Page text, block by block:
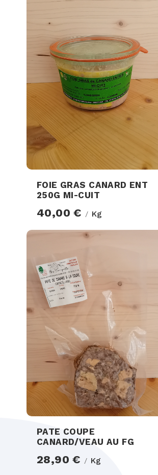
FOIE GRAS CANARD ENT
250G MI-CUIT
40,00 € / Kg
PATE COUPE
CANARD/VEAU AU FG
28,90 € / Kg